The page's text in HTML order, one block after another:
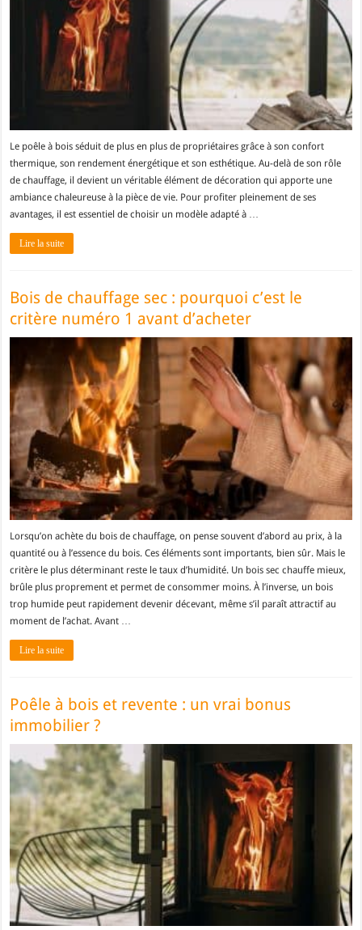
Le poêle à bois séduit de plus en plus de propriétaires grâce à son confort
thermique, son rendement énergétique et son esthétique. Au-delà de son rôle
de chauffage, il devient un véritable élément de décoration qui apporte une
ambiance chaleureuse à la pièce de vie. Pour profiter pleinement de ses
avantages, il est essentiel de choisir un modèle adapté à …
Lire la suite
Bois de chauffage sec : pourquoi c’est le
critère numéro 1 avant d’acheter
Lorsqu’on achète du bois de chauffage, on pense souvent d’abord au prix, à la
quantité ou à l’essence du bois. Ces éléments sont importants, bien sûr. Mais le
critère le plus déterminant reste le taux d’humidité. Un bois sec chauffe mieux,
brûle plus proprement et permet de consommer moins. À l’inverse, un bois
trop humide peut rapidement devenir décevant, même s’il paraît attractif au
moment de l’achat. Avant …
Lire la suite
Poêle à bois et revente : un vrai bonus
immobilier ?